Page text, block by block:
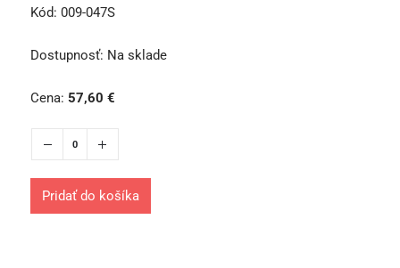
Kód: 009-047S
Dostupnosť: Na sklade
Cena: 57,60 €
Pridať do košíka